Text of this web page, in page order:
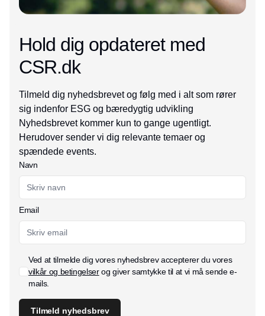
Hold dig opdateret med
CSR.dk
Tilmeld dig nyhedsbrevet og følg med i alt som rører
sig indenfor ESG og bæredygtig udvikling
Nyhedsbrevet kommer kun to gange ugentligt.
Herudover sender vi dig relevante temaer og
spændede events.
Navn
Email
Ved at tilmelde dig vores nyhedsbrev accepterer du vores
vilkår og betingelserog giver samtykke til at vi må sende e-
mails.
Tilmeld nyhedsbrev